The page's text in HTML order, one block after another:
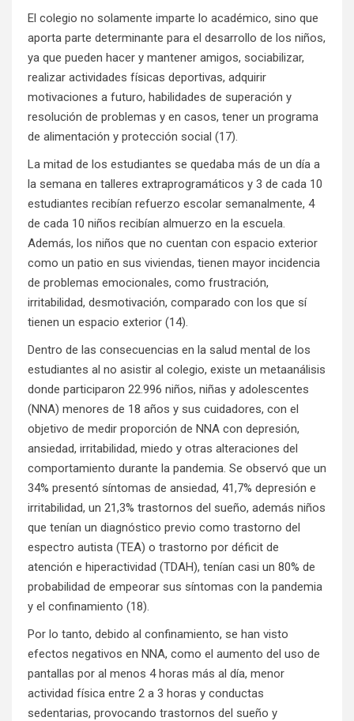
El colegio no solamente imparte lo académico, sino que
aporta parte determinante para el desarrollo de los niños,
ya que pueden hacer y mantener amigos, sociabilizar,
realizar actividades físicas deportivas, adquirir
motivaciones a futuro, habilidades de superación y
resolución de problemas y en casos, tener un programa
de alimentación y protección social (17).
La mitad de los estudiantes se quedaba más de un día a
la semana en talleres extraprogramáticos y 3 de cada 10
estudiantes recibían refuerzo escolar semanalmente, 4
de cada 10 niños recibían almuerzo en la escuela.
Además, los niños que no cuentan con espacio exterior
como un patio en sus viviendas, tienen mayor incidencia
de problemas emocionales, como frustración,
irritabilidad, desmotivación, comparado con los que sí
tienen un espacio exterior (14).
Dentro de las consecuencias en la salud mental de los
estudiantes al no asistir al colegio, existe un metaanálisis
donde participaron 22.996 niños, niñas y adolescentes
(NNA) menores de 18 años y sus cuidadores, con el
objetivo de medir proporción de NNA con depresión,
ansiedad, irritabilidad, miedo y otras alteraciones del
comportamiento durante la pandemia. Se observó que un
34% presentó síntomas de ansiedad, 41,7% depresión e
irritabilidad, un 21,3% trastornos del sueño, además niños
que tenían un diagnóstico previo como trastorno del
espectro autista (TEA) o trastorno por déficit de
atención e hiperactividad (TDAH), tenían casi un 80% de
probabilidad de empeorar sus síntomas con la pandemia
y el confinamiento (18).
Por lo tanto, debido al confinamiento, se han visto
efectos negativos en NNA, como el aumento del uso de
pantallas por al menos 4 horas más al día, menor
actividad física entre 2 a 3 horas y conductas
sedentarias, provocando trastornos del sueño y